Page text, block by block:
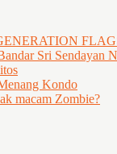
Sri Sendayan
Kondo
macam Zombie?